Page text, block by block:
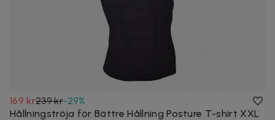
169 kr239 kr-29%
Hållningströja för Bättre Hållning Posture T-shirt XXL